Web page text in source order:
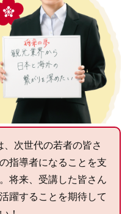
次世代の若者の皆さ
指導者になることを支
将来、受講した皆さん
躍することを期待して